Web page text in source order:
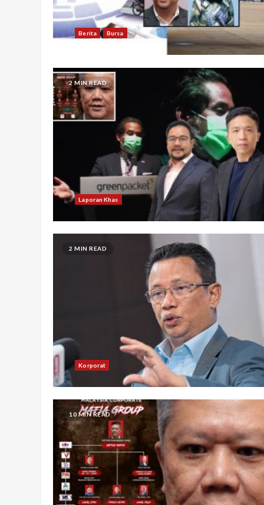
Berita Bursa
2 MIN READ
Laporan Khas
2 MIN READ
Korporat
10 MIN READ